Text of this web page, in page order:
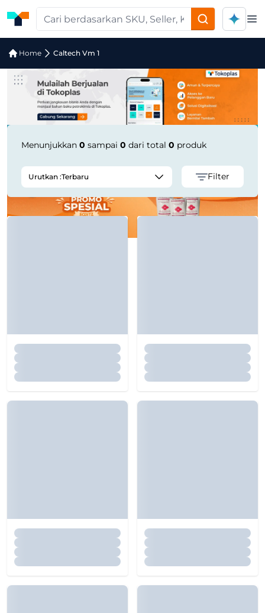
Home Caltech Vm 1
Jual Caltech Vm 1 | Supplier
Menunjukkan 0 sampai 0 dari total 0 produk
Urutkan :Terbaru Filter